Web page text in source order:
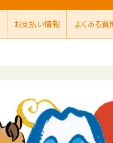
お支払い情報 よくある質